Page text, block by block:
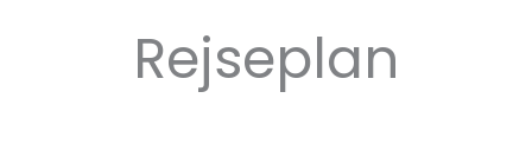
Rejseplan